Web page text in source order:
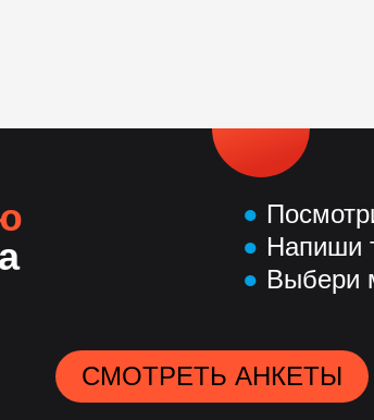
●
● Напиши
● Выбери
СМОТРЕТЬ АНКЕТЫ